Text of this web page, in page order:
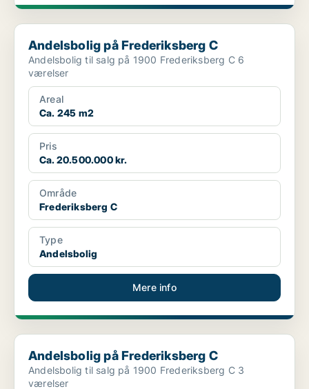
Andelsbolig på Frederiksberg C
Andelsbolig på Frederiksberg C
Andelsbolig til salg på 1900 Frederiksberg C 6
værelser
Areal
Ca. 245 m2
Pris
Ca. 20.500.000 kr.
Område
Frederiksberg C
Type
Andelsbolig
Mere info
Andelsbolig på Frederiksberg C
Andelsbolig på Frederiksberg C
Andelsbolig til salg på 1900 Frederiksberg C 3
værelser